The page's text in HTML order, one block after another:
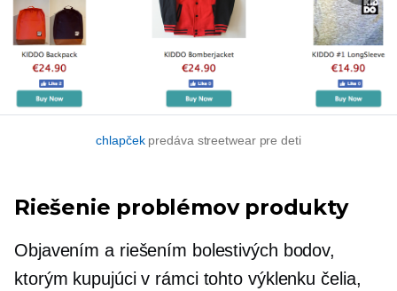
chlapčekpredáva streetwear pre deti
Riešenie problémovprodukty
Objavením a riešením bolestivých bodov,
ktorým kupujúci v rámci tohto výklenku čelia,